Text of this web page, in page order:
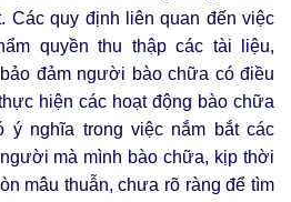
Các quy định liên quan đến việc
quyền thu thập các tài liệu,
đảm người bào chữa có điều
hiện các hoạt động bào chữa
ý nghĩa trong việc nắm bắt các
mà mình bào chữa, kịp thời
mâu thuẫn, chưa rõ ràng để tìm